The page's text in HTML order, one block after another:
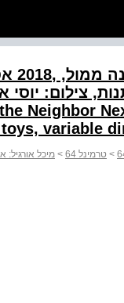
Neighbor
variable
> טרמינל 64 > מיכל אורגיל: